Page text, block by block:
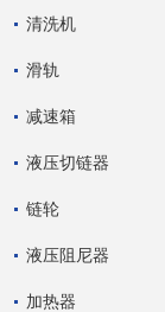
清洗机
滑轨
减速箱
液压切链器
链轮
液压阻尼器
加热器